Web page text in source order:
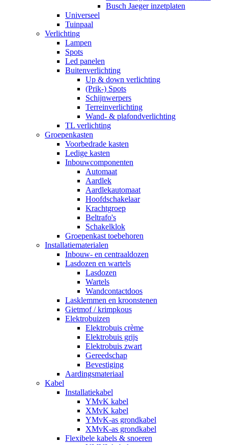
Busch Jaeger inzetplaten
Universeel
Tuinpaal
Verlichting
Lampen
Spots
Led panelen
Buitenverlichting
Up & down verlichting
(Prik-) Spots
Schijnwerpers
Terreinverlichting
Wand- & plafondverlichting
TL verlichting
Groepenkasten
Voorbedrade kasten
Ledige kasten
Inbouwcomponenten
Automaat
Aardlek
Aardlekautomaat
Hoofdschakelaar
Krachtgroep
Beltrafo's
Schakelklok
Groepenkast toebehoren
Installatiematerialen
Inbouw- en centraaldozen
Lasdozen en wartels
Lasdozen
Wartels
Wandcontactdoos
Lasklemmen en kroonstenen
Gietmof / krimpkous
Elektrobuizen
Elektrobuis crème
Elektrobuis grijs
Elektrobuis zwart
Gereedschap
Bevestiging
Aardingsmateriaal
Kabel
Installatiekabel
YMvK kabel
XMvK kabel
YMvK-as grondkabel
XMvK-as grondkabel
Flexibele kabels & snoeren